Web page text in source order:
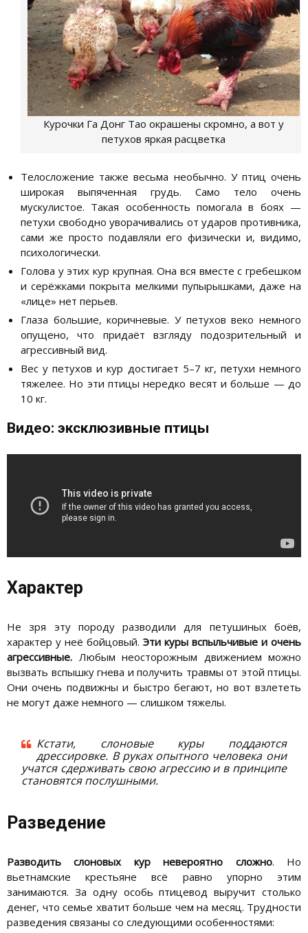
Курочки Га Донг Тао окрашены скромно, а вот у
петухов яркая расцветка
Телосложение также весьма необычно. У птиц очень
широкая выпяченная грудь. Само тело очень
мускулистое. Такая особенность помогала в боях —
петухи свободно уворачивались от ударов противника,
сами же просто подавляли его физически и, видимо,
психологически.
Голова у этих кур крупная. Она вся вместе с гребешком
и серёжками покрыта мелкими пупырышками, даже на
«лице» нет перьев.
Глаза большие, коричневые. У петухов веко немного
опущено, что придаёт взгляду подозрительный и
агрессивный вид.
Вес у петухов и кур достигает 5–7 кг, петухи немного
тяжелее. Но эти птицы нередко весят и больше — до
10 кг.
Видео: эксклюзивные птицы
Характер
Не зря эту породу разводили для петушиных боёв,
характер у неё бойцовый. Эти куры вспыльчивые и очень
агрессивные. Любым неосторожным движением можно
вызвать вспышку гнева и получить травмы от этой птицы.
Они очень подвижны и быстро бегают, но вот взлететь
не могут даже немного — слишком тяжелы.
Кстати, слоновые куры поддаются
дрессировке. В руках опытного человека они
учатся сдерживать свою агрессию и в принципе
становятся послушными.
Разведение
Разводить слоновых кур невероятно сложно. Но
вьетнамские крестьяне всё равно упорно этим
занимаются. За одну особь птицевод выручит столько
денег, что семье хватит больше чем на месяц. Трудности
разведения связаны со следующими особенностями: